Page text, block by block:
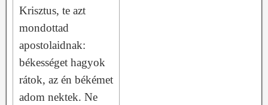
Krisztus, te azt
mondottad
apostolaidnak:
békességet hagyok
rátok, az én békémet
adom nektek. Ne